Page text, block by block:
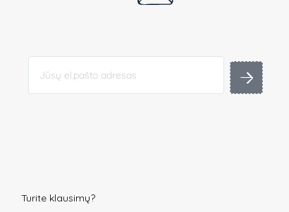
Turite klausimų?